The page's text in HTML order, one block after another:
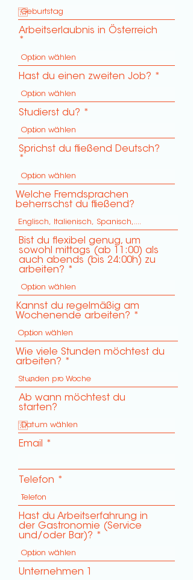
u
i
Arbeitserlaubnis in Österreich
Hast du einen zweiten Job?
Studierst du?
Sprichst du fließend Deutsch?
Welche Fremdsprachen
beherrschst du fließend?
Bist du flexibel genug, um
sowohl mittags (ab 11:00) als
auch abends (bis 24:00h) zu
arbeiten?
Kannst du regelmäßig am
Wochenende arbeiten?
Wie viele Stunden möchtest du
arbeiten?
Ab wann möchtest du
starten?
Email
Telefon
Hast du Arbeitserfahrung in
der Gastronomie (Service
und/oder Bar)?
Unternehmen 1